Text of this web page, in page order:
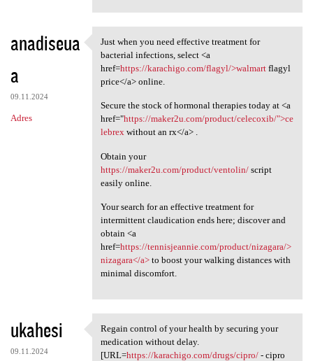
anadiseua
a
09.11.2024
Adres
Just when you need effective
Just when you need effective treatment for
bacterial infections, select <a
href=https://karachigo.com/flagyl/>walmartflagyl
price</a> online.
Secure the stock of hormonal therapies today at <a
href="https://maker2u.com/product/celecoxib/">ce
lebrexwithout an rx</a> .
Obtain your
https://maker2u.com/product/ventolin/script
easily online.
Your search for an effective treatment for
intermittent claudication ends here; discover and
obtain <a
href=https://tennisjeannie.com/product/nizagara/>
nizagara</a>to boost your walking distances with
minimal discomfort.
ukahesi
09.11.2024
Regain control of your health
Regain control of your health by securing your
medication without delay.
[URL=https://karachigo.com/drugs/cipro/- cipro